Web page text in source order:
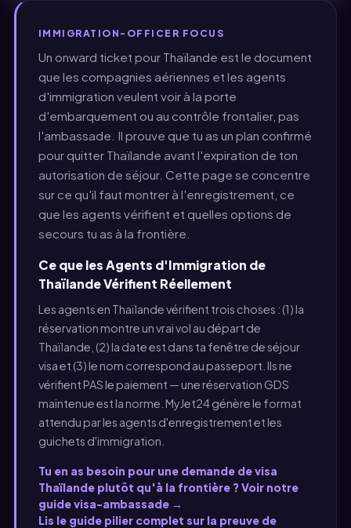
IMMIGRATION-OFFICER FOCUS
Un onward ticket pour Thaïlande est le document
que les compagnies aériennes et les agents
d'immigration veulent voir à la porte
d'embarquement ou au contrôle frontalier, pas
l'ambassade. Il prouve que tu as un plan confirmé
pour quitter Thaïlande avant l'expiration de ton
autorisation de séjour. Cette page se concentre
sur ce qu'il faut montrer à l'enregistrement, ce
que les agents vérifient et quelles options de
secours tu as à la frontière.
Ce que les Agents d'Immigration de
Thaïlande Vérifient Réellement
Les agents en Thaïlande vérifient trois choses : (1) la
réservation montre un vrai vol au départ de
Thaïlande, (2) la date est dans ta fenêtre de séjour
visa et (3) le nom correspond au passeport. Ils ne
vérifient PAS le paiement — une réservation GDS
maintenue est la norme. MyJet24 génère le format
attendu par les agents d'enregistrement et les
guichets d'immigration.
Tu en as besoin pour une demande de visa
Thaïlande plutôt qu'à la frontière ? Voir notre
guide visa-ambassade →
Lis le guide pilier complet sur la preuve de